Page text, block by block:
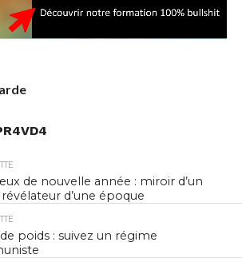
de nouvelle année : miroir d’un
d’une époque
poids : suivez un régime